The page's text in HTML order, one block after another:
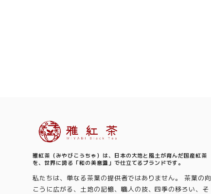
Information
雅紅茶（みやびこうちゃ）は、日本の大地と風土が育んだ国産紅茶
を、世界に誇る「和の美意識」で仕立てるブランドです。
私たちは、単なる茶葉の提供者ではありません。 茶葉の向
こうに広がる、土地の記憶、職人の技、四季の移ろい、そ